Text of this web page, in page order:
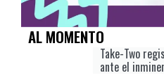
AL MOMENTO
Take-Two
ante el